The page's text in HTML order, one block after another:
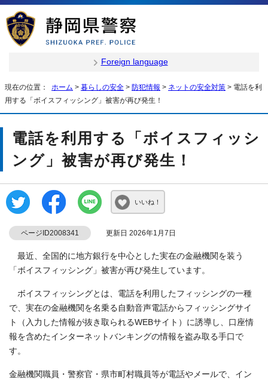
Foreign language
現在の位置： ホーム > 暮らしの安全 > 防犯情報 > ネットの安全対策 > 電話を利
用する「ボイスフィッシング」被害が再び発生！
電話を利用する「ボイスフィッシ
ング」被害が再び発生！
いいね！
ページID2008341 更新日 2026年1月7日
最近、全国的に地方銀行を中心とした実在の金融機関を装う
「ボイスフィッシング」被害が再び発生しています。
ボイスフィッシングとは、電話を利用したフィッシングの一種
で、実在の金融機関を名乗る自動音声電話からフィッシングサイ
ト（入力した情報が抜き取られるWEBサイト）に誘導し、口座情
報を含めたインターネットバンキングの情報を盗み取る手口で
す。
金融機関職員・警察官・県市町村職員等が電話やメールで、イン